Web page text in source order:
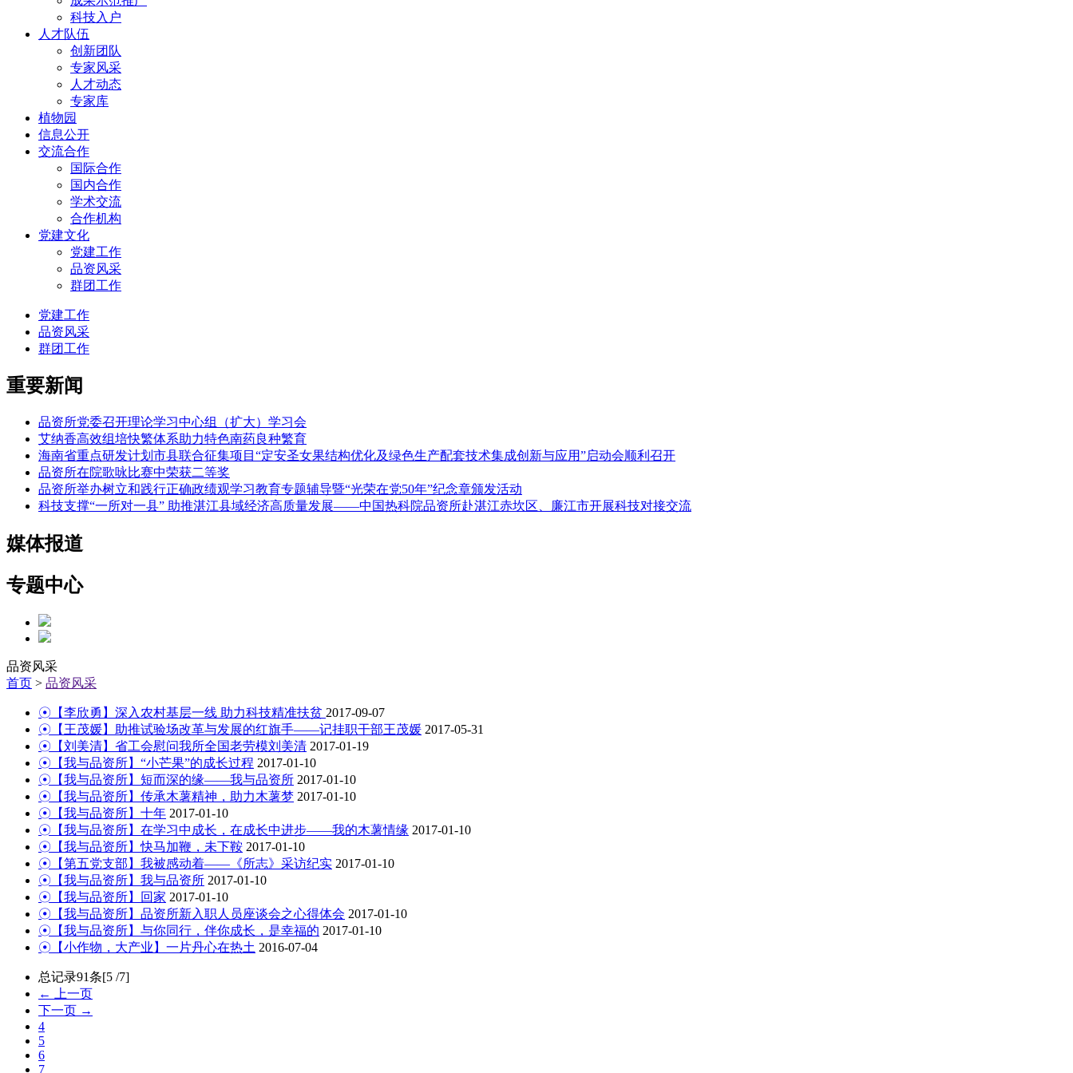
科技入户
人才队伍
创新团队
专家风采
人才动态
专家库
植物园
信息公开
交流合作
国际合作
国内合作
学术交流
合作机构
党建文化
党建工作
品资风采
群团工作
党建工作
品资风采
群团工作
重要新闻
品资所党委召开理论学习中心组（扩大）学习会
艾纳香高效组培快繁体系助力特色南药良种繁育
海南省重点研发计划市县联合征集项目“定安圣女果结构优化及绿色生产配套技术集成创新与应用”启动会顺利召开
品资所在院歌咏比赛中荣获二等奖
品资所举办树立和践行正确政绩观学习教育专题辅导暨“光荣在党50年”纪念章颁发活动
科技支撑“一所对一县” 助推湛江县域经济高质量发展——中国热科院品资所赴湛江赤坎区、廉江市开展科技对接交流
媒体报道
专题中心
品资风采
首页 > 品资风采
☉【李欣勇】深入农村基层一线 助力科技精准扶贫 2017-09-07
☉【王茂媛】助推试验场改革与发展的红旗手——记挂职干部王茂媛 2017-05-31
☉【刘美清】省工会慰问我所全国老劳模刘美清 2017-01-19
☉【我与品资所】“小芒果”的成长过程 2017-01-10
☉【我与品资所】短而深的缘——我与品资所 2017-01-10
☉【我与品资所】传承木薯精神，助力木薯梦 2017-01-10
☉【我与品资所】十年 2017-01-10
☉【我与品资所】在学习中成长，在成长中进步——我的木薯情缘 2017-01-10
☉【我与品资所】快马加鞭，未下鞍 2017-01-10
☉【第五党支部】我被感动着——《所志》采访纪实 2017-01-10
☉【我与品资所】我与品资所 2017-01-10
☉【我与品资所】回家 2017-01-10
☉【我与品资所】品资所新入职人员座谈会之心得体会 2017-01-10
☉【我与品资所】与你同行，伴你成长，是幸福的 2017-01-10
☉【小作物，大产业】一片丹心在热土 2016-07-04
总记录91条[5 /7]
← 上一页
下一页 →
4
5
6
7